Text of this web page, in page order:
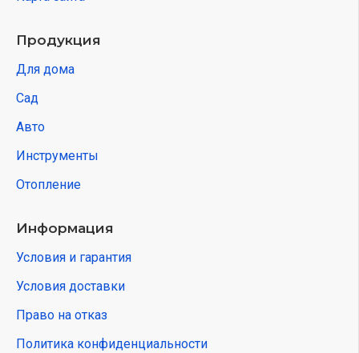
Продукция
Для дома
Сад
Авто
Инструменты
Отопление
Информация
Условия и гарантия
Условия доставки
Право на отказ
Политика конфиденциальности